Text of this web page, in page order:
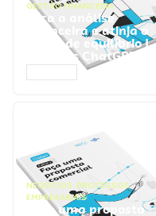
GESTÃO FINANCEIRA
Faça a análise
financeira e atinja o
ponto de equilíbrio |
Prompts ChatGPT
NEGÓCIOS, PROCESSOS
EMPRESARIAIS
Faça uma proposta